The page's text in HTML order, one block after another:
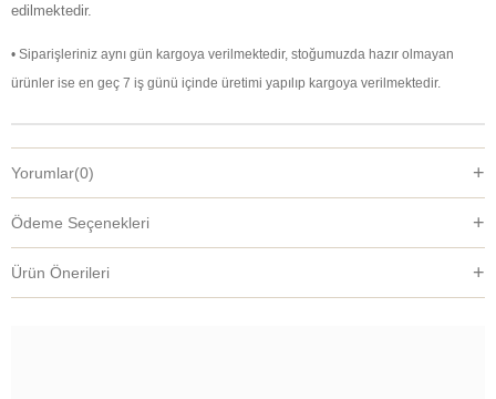
edilmektedir.
• Siparişleriniz aynı gün kargoya verilmektedir, stoğumuzda hazır olmayan
ürünler ise en geç 7 iş günü içinde üretimi yapılıp kargoya verilmektedir.
Yorumlar(0)
Ödeme Seçenekleri
Ürün Önerileri